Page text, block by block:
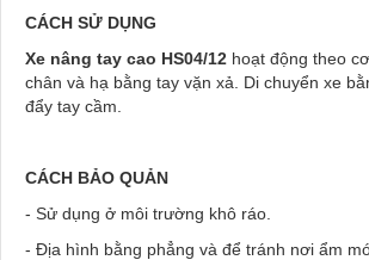
CÁCH SỬ DỤNG
Xe nâng tay cao HS04/12 hoạt động theo
chân và hạ bằng tay vặn xả. Di chuyển xe
đẩy tay cầm.
CÁCH BẢO QUẢN
- Sử dụng ở môi trường khô ráo.
- Địa hình bằng phẳng và để tránh nơi ẩm